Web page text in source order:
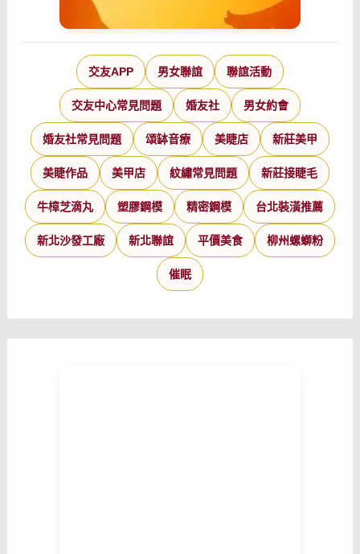
交友APP 男女聯誼 聯誼活動
交友中心常見問題 婚友社 男女約會
婚友社常見問題 頌缽音療 美睫店 新莊美甲
美睫作品 美甲店 紋繡常見問題 新莊接睫毛
牛樟芝滴丸 塑膠鋼模 精密鋼模 台北裝潢推薦
新北沙發工廠 新北聯誼 平價美食 柳州螺螄粉
催眠